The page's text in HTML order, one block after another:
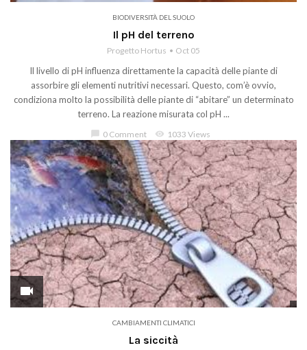
BIODIVERSITÀ DEL SUOLO
Il pH del terreno
Progetto Hortus Oct 05
Il livello di pH influenza direttamente la capacità delle piante di
assorbire gli elementi nutritivi necessari. Questo, com’è ovvio,
condiziona molto la possibilità delle piante di “abitare” un determinato
terreno. La reazione misurata col pH ...
chat_bubble 0 Comment visibility 1033 Views
videocam
CAMBIAMENTI CLIMATICI
La siccità